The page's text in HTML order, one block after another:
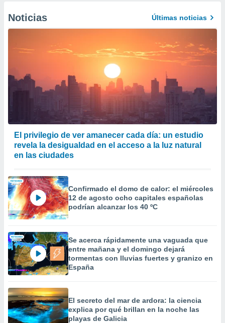
Noticias Últimas noticias
El privilegio de ver amanecer cada día: un estudio
revela la desigualdad en el acceso a la luz natural
en las ciudades
Confirmado el domo de calor: el miércoles
12 de agosto ocho capitales españolas
podrían alcanzar los 40 ºC
Se acerca rápidamente una vaguada que
entre mañana y el domingo dejará
tormentas con lluvias fuertes y granizo en
España
El secreto del mar de ardora: la ciencia
explica por qué brillan en la noche las
playas de Galicia